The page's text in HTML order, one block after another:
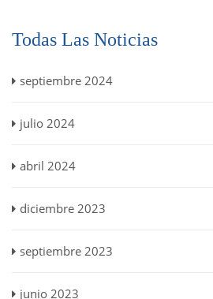
Todas Las Noticias
septiembre 2024
julio 2024
abril 2024
diciembre 2023
septiembre 2023
junio 2023